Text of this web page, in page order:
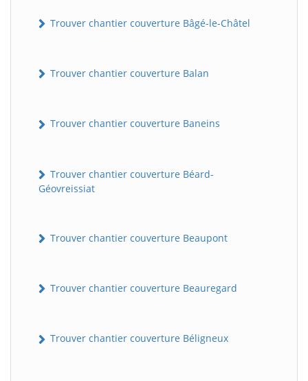
Trouver chantier couverture Bâgé-le-Châtel
Trouver chantier couverture Balan
Trouver chantier couverture Baneins
Trouver chantier couverture Béard-
Géovreissiat
Trouver chantier couverture Beaupont
Trouver chantier couverture Beauregard
Trouver chantier couverture Béligneux